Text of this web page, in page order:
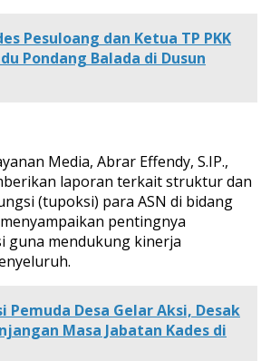
Pesuloang dan Ketua TP PKK
Pondang Balada di Dusun
Media, Abrar Effendy, S.IP.,
laporan terkait struktur dan
(tupoksi) para ASN di bidang
pentingnya
guna mendukung kinerja
Pemuda Desa Gelar Aksi, Desak
Masa Jabatan Kades di